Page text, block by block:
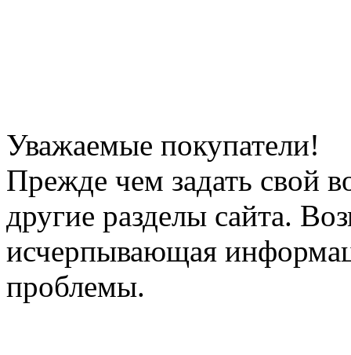
Уважаемые покупатели!
Прежде чем задать свой
другие разделы сайта.
исчерпывающая
проблемы.